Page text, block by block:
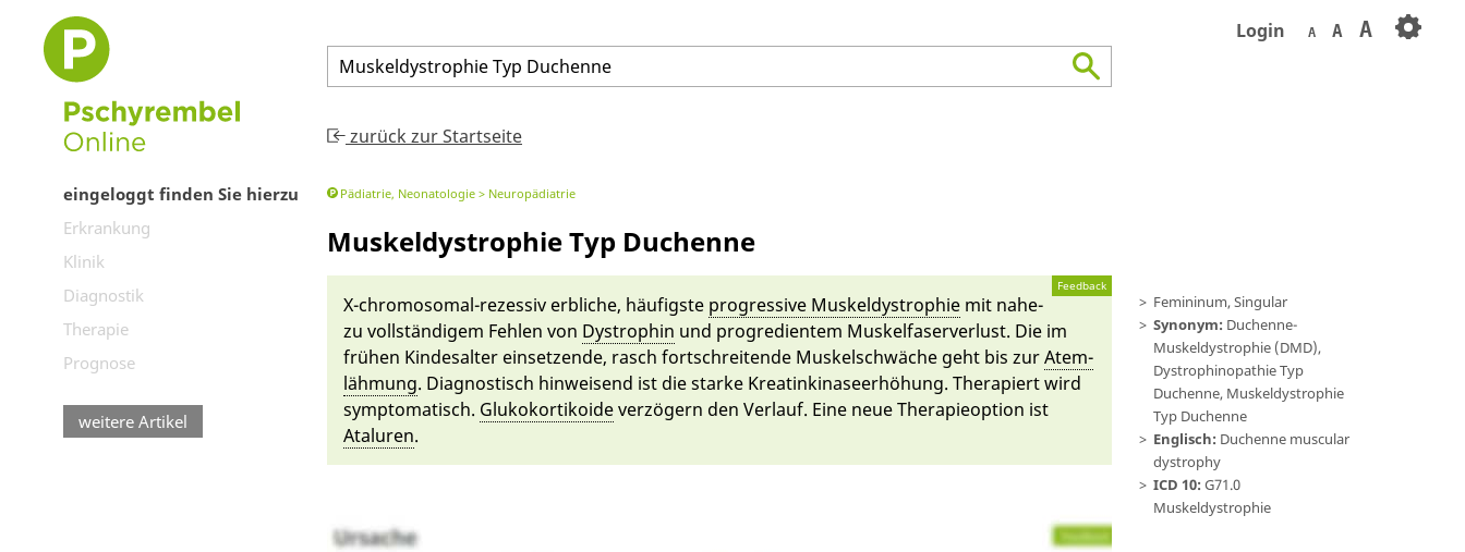
eingeloggt finden Sie hierzu
Erkrankung
Klinik
Diagnostik
Therapie
Prognose
weitere Artikel
Login A A A
Muskeldystrophie Typ Duchenne
zurück zur Startseite
Pädiatrie, Neonatologie Neuropädiatrie
Muskeldystrophie Typ Duchenne
Femininum, Singular
Synonym: Duchenne-
Muskeldystrophie (DMD),
Dystrophinopathie Typ
Duchenne, Muskeldystrophie
Typ Duchenne
Englisch: Duchenne muscular
dystrophy
ICD 10: G71.0
Muskeldystrophie
Feedback
X-chromosomal-rezessiv erbliche, häu­figs­te pro­gressive Muskeldystrophie mit nahe­
zu vollstän­digem Feh­len von Dys­trophin und pro­gredien­tem Muskel­faserverlust. Die im
frühen Kindesal­ter einset­zende, rasch fort­schreiten­de Muskel­schwäche geht bis zurAtem­
lähmung. Diagnostisch hin­weisend ist die star­ke Kreatin­kinaseer­höhung. The­rapiert wird
symptomatisch. Glukokortikoi­dever­zö­gern den Ver­lauf. Ei­ne neue The­rapie­op­ti­on ist
Atalu­ren.